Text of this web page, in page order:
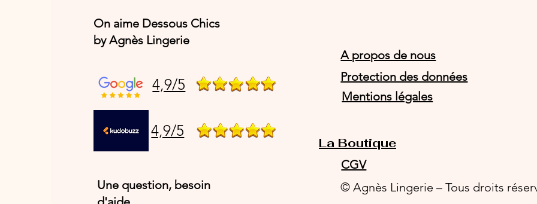
On aime Dessous Chics
by Agnès Lingerie
4,9/5
4,9/5
Une question, besoin
A propos de nous
Protection des données
Mentions légales
CGV
© Agnès Lingerie – Tous droits
La Boutique